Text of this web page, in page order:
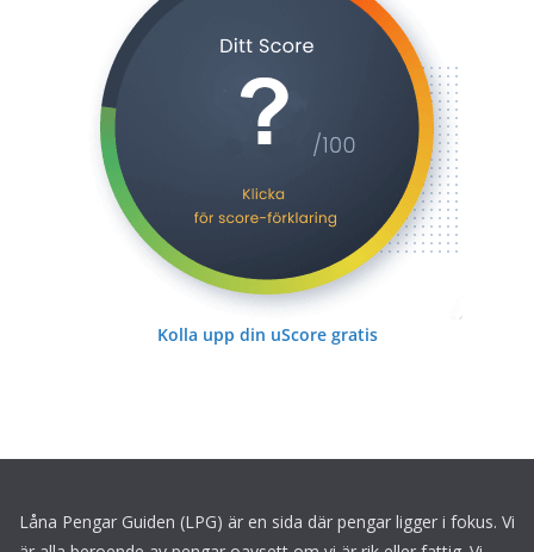
Kolla upp din uScore gratis
Låna Pengar Guiden (LPG) är en sida där pengar ligger i fokus. Vi